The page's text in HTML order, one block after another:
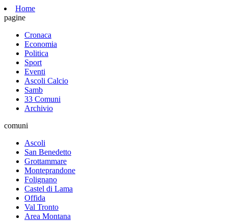
Home
pagine
Cronaca
Economia
Politica
Sport
Eventi
Ascoli Calcio
Samb
33 Comuni
Archivio
comuni
Ascoli
San Benedetto
Grottammare
Monteprandone
Folignano
Castel di Lama
Offida
Val Tronto
Area Montana